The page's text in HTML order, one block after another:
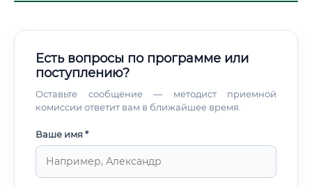
Есть вопросы по программе или
поступлению?
Оставьте сообщение — методист приемной
комиссии ответит вам в ближайшее время.
Ваше имя *